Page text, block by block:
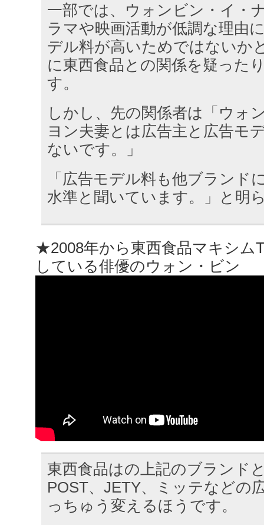
一部では、ウォンビン・イ・
ラマや映画活動が低調な理由
デル料が高いためではないか
に東西食品との関係を疑った
す。
しかし、先の関係者は「ウォ
ヨン夫妻とは広告主と広告モ
ないです。」
「広告モデル料も他ブランド
水準と聞いています。」と明
★2008年から東西食品マキシム
している俳優のウォン・ビン
東西食品は​の上記のブランド
POST、JETY、ミッテなどの
っちゅう変えるほうです。